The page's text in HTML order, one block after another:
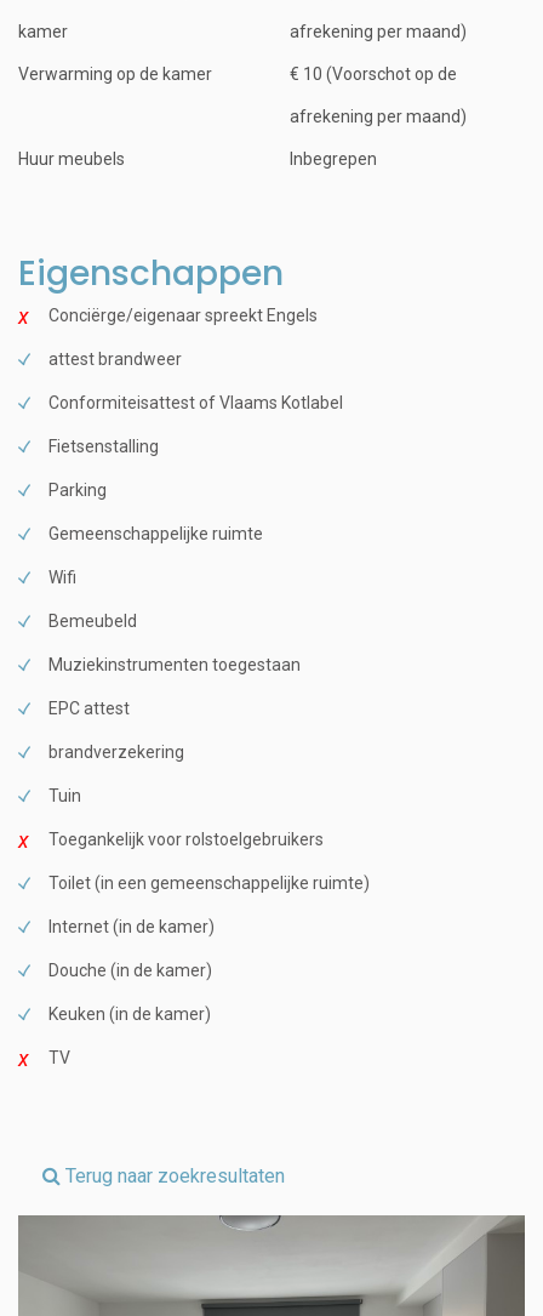
kamer afrekening per maand)
Verwarming op de kamer € 10 (Voorschot op de
afrekening per maand)
Huur meubels Inbegrepen
Eigenschappen
Conciërge/eigenaar spreekt Engels
attest brandweer
Conformiteisattest of Vlaams Kotlabel
Fietsenstalling
Parking
Gemeenschappelijke ruimte
Wifi
Bemeubeld
Muziekinstrumenten toegestaan
EPC attest
brandverzekering
Tuin
Toegankelijk voor rolstoelgebruikers
Toilet (in een gemeenschappelijke ruimte)
Internet (in de kamer)
Douche (in de kamer)
Keuken (in de kamer)
TV
Terug naar zoekresultaten